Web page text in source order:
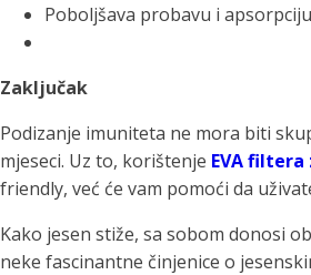
Poboljšava probavu i
Zaključak
Podizanje imuniteta ne mora biti
mjeseci. Uz to, korištenje EVA filtera
friendly, već će vam pomoći da
Kako jesen stiže, sa sobom donosi
neke fascinantne činjenice o